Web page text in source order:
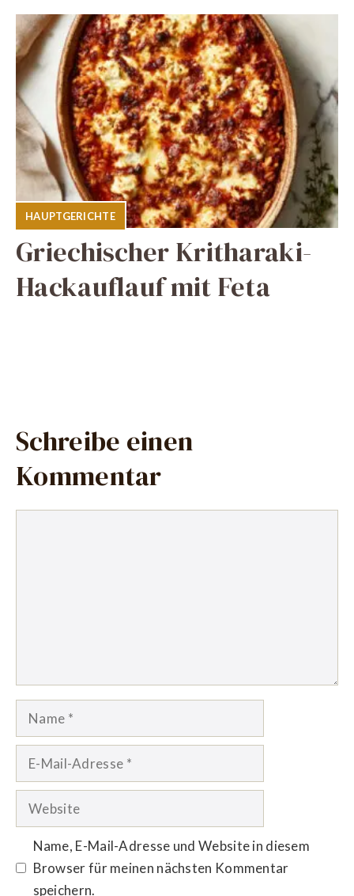
HAUPTGERICHTE
Griechischer Kritharaki-
Hackauflauf mit Feta
Schreibe einen
Kommentar
Name
Website
Name, E-Mail-Adresse und Website in diesem
Browser für meinen nächsten Kommentar
speichern.